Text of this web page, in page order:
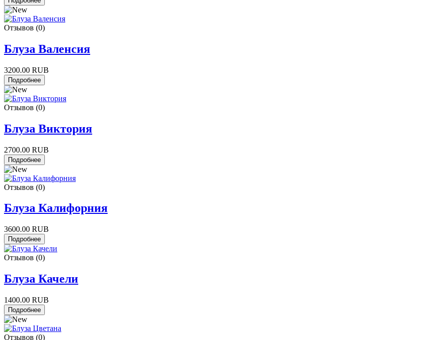
Отзывов (0)
Блуза Валенсия
3200.00 RUB
Отзывов (0)
Блуза Виктория
2700.00 RUB
Отзывов (0)
Блуза Калифорния
3600.00 RUB
Отзывов (0)
Блуза Качели
1400.00 RUB
Отзывов (0)